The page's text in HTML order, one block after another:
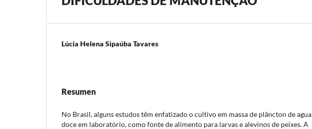
Lúcia Helena Sipaúba Tavares
Resumen
No Brasil, alguns estudos têm enfatizado o cultivo em massa de plâncton de agua
doce em laboratório, como fonte de alimento para larvas e alevinos de peixes. A